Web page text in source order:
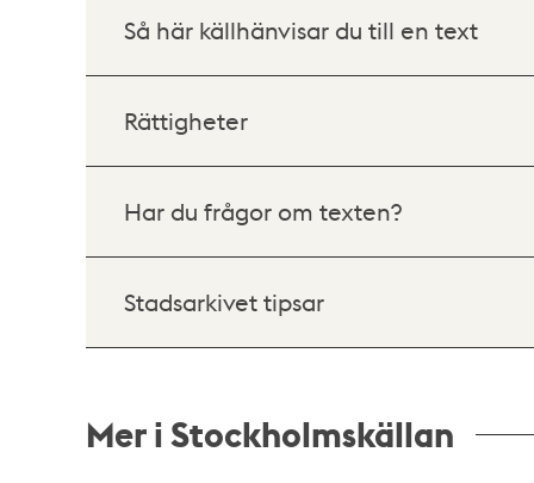
Så här källhänvisar du till en text
Rättigheter
Har du frågor om texten?
Stadsarkivet tipsar
Mer i Stockholmskällan